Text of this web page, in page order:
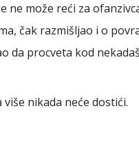
ne može reći za
čak razmišljao i o
da procveta kod
nikada neće dostići.